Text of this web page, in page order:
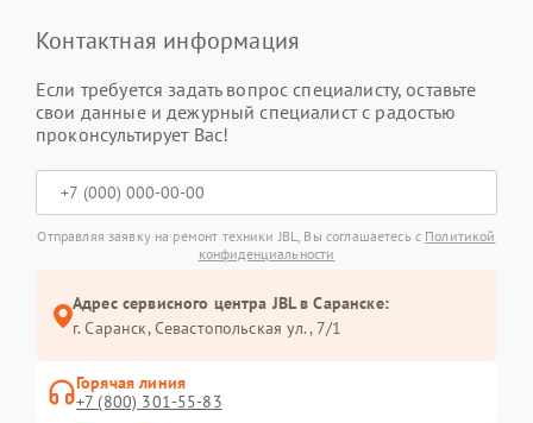
Контактная информация
Если требуется задать вопрос специалисту, оставьте
свои данные и дежурный специалист с радостью
проконсультирует Вас!
Отправляя заявку на ремонт техники JBL, Вы соглашаетесь с Политикой
конфиденциальности
Адрес сервисного центра JBL в Саранске:
г. Саранск, Севастопольская ул., 7/1
Горячая линия
+7 (800) 301-55-83